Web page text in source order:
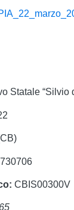
Statale “Silvio
CBIS00300V